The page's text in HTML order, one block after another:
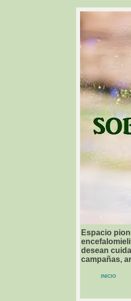
Espacio
desean
campañas,
INICIO